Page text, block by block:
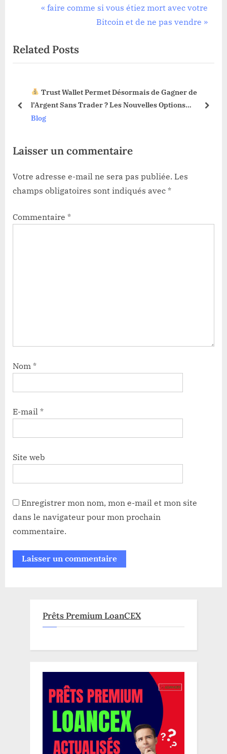
l’article
u
s
s
P
o
« faire comme si vous étiez mort avec votre
Bitcoin et de ne pas vendre »
Related Posts
Trust Wallet Permet Désormais de Gagner de
l’Argent Sans Trader ? Les Nouvelles Options
Dévoilées !
Blog
prev next
Laisser un commentaire
Votre adresse e-mail ne sera pas publiée. Les
champs obligatoires sont indiqués avec *
Commentaire *
Nom *
E-mail *
Site web
Enregistrer mon nom, mon e-mail et mon site
dans le navigateur pour mon prochain
commentaire.
Prêts Premium LoanCEX